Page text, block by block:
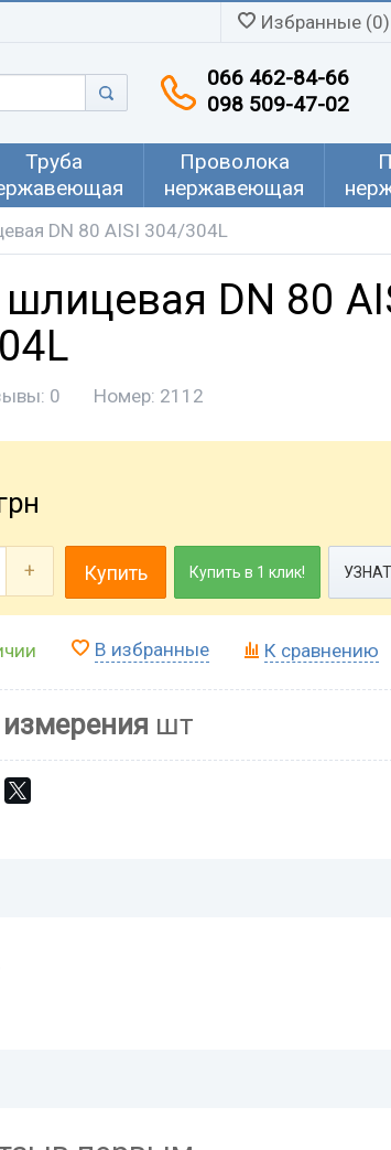
Избранные (0)
066 462-84-66
098 509-47-02
Труба
Проволока
нержавеющая
DN 80 AISI 304/304L
шлицевая DN 80
0 Номер: 2112
+ Купить Купить в 1 клик!
В избранные К сравнению
шт